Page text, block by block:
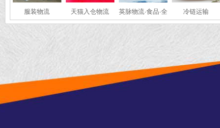
服装物流 天猫入仓物流
英脉物流·食品·全
国冷链运输
冷链运输